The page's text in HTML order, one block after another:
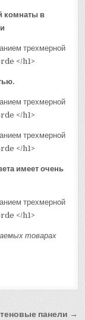
комнаты в
имеет очень
товарах
панели →